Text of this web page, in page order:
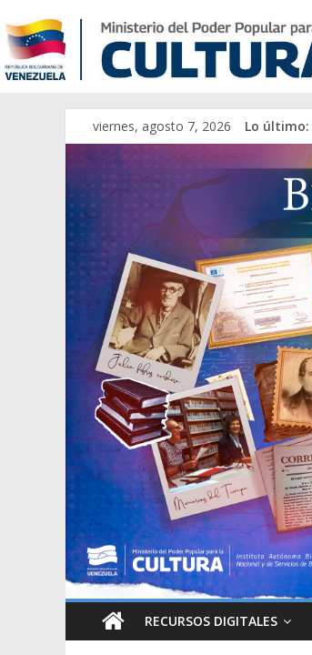
viernes, agosto 7, 2026 Lo último:
RECURSOS DIGITALES